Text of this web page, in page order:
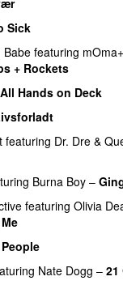
Sick
Babe featuring
+ Rockets
All Hands on Deck
featuring Dr. Dre &
Burna Boy –
featuring Olivia
People
Nate Dogg – 21